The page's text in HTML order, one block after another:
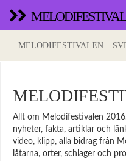
MELODIFESTIVALEN –
Allt om Melodifestivalen
nyheter, fakta, artiklar och
video, klipp, alla bidrag från
låtarna, orter, schlager och